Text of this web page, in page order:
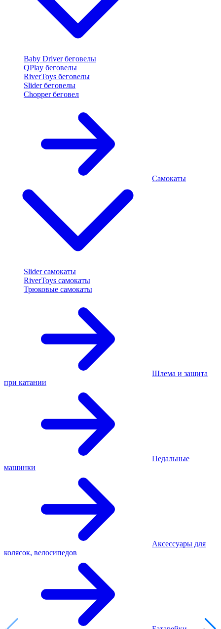
Baby Driver беговелы
QPlay беговелы
RiverToys беговелы
Slider беговелы
Chopper беговел
Самокаты
Slider самокаты
RiverToys самокаты
Трюковые самокаты
Шлема и защита
при катании
Педальные
машинки
Аксессуары для
колясок, велосипедов